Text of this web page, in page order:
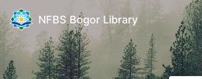
NFBS Bogor Library